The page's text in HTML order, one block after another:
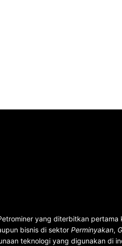
yang diterbitkan
bisnis di sektor Perminyakan,
teknologi yang digunakan di